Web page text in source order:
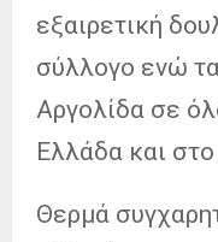
εξαιρετική
σύλλογο ενώ
Αργολίδα σε
Ελλάδα και
Θερμά